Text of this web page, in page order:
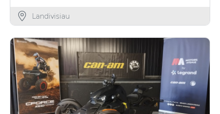
Landivisiau